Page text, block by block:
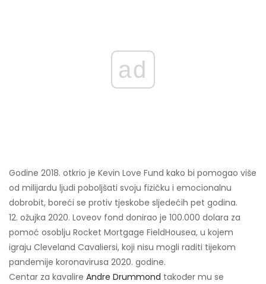
ad
Godine 2018. otkrio je Kevin Love Fund kako bi pomogao više
od milijardu ljudi poboljšati svoju fizičku i emocionalnu
dobrobit, boreći se protiv tjeskobe sljedećih pet godina.
12. ožujka 2020. Loveov fond donirao je 100.000 dolara za
pomoć osoblju Rocket Mortgage FieldHousea, u kojem
igraju Cleveland Cavaliersi, koji nisu mogli raditi tijekom
pandemije koronavirusa 2020. godine.
Centar za kavalire Andre Drummond također mu se